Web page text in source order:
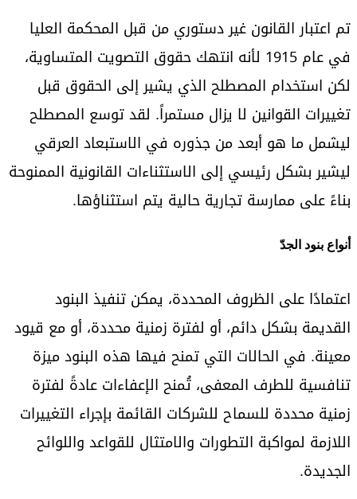
تم اعتبار القانون غير دستوري من قبل المحكمة العليا
في عام 1915 لأنه انتهك حقوق التصويت المتساوية،
لكن استخدام المصطلح الذي يشير إلى الحقوق قبل
تغييرات القوانين لا يزال مستمراً. لقد توسع المصطلح
ليشمل ما هو أبعد من جذوره في الاستبعاد العرقي
ليشير بشكل رئيسي إلى الاستثناءات القانونية الممنوحة
بناءً على ممارسة تجارية حالية يتم استثناؤها.
أنواع بنود الجدّ
اعتمادًا على الظروف المحددة، يمكن تنفيذ البنود
القديمة بشكل دائم، أو لفترة زمنية محددة، أو مع قيود
معينة. في الحالات التي تمنح فيها هذه البنود ميزة
تنافسية للطرف المعفى، تُمنح الإعفاءات عادةً لفترة
زمنية محددة للسماح للشركات القائمة بإجراء التغييرات
اللازمة لمواكبة التطورات والامتثال للقواعد واللوائح
الجديدة.